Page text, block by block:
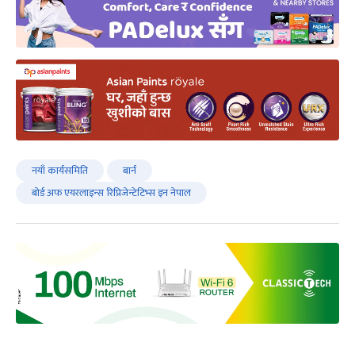
नयाँ कार्यसमिति
बार्न
बोर्ड अफ एयरलाइन्स रिप्रिजेन्टेटिभ्स इन नेपाल